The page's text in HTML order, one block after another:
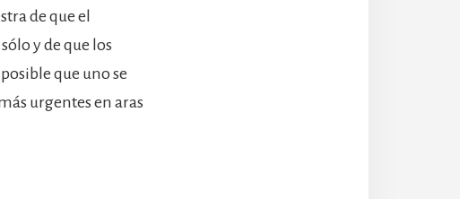
de que el
y de que los
que uno se
urgentes en aras